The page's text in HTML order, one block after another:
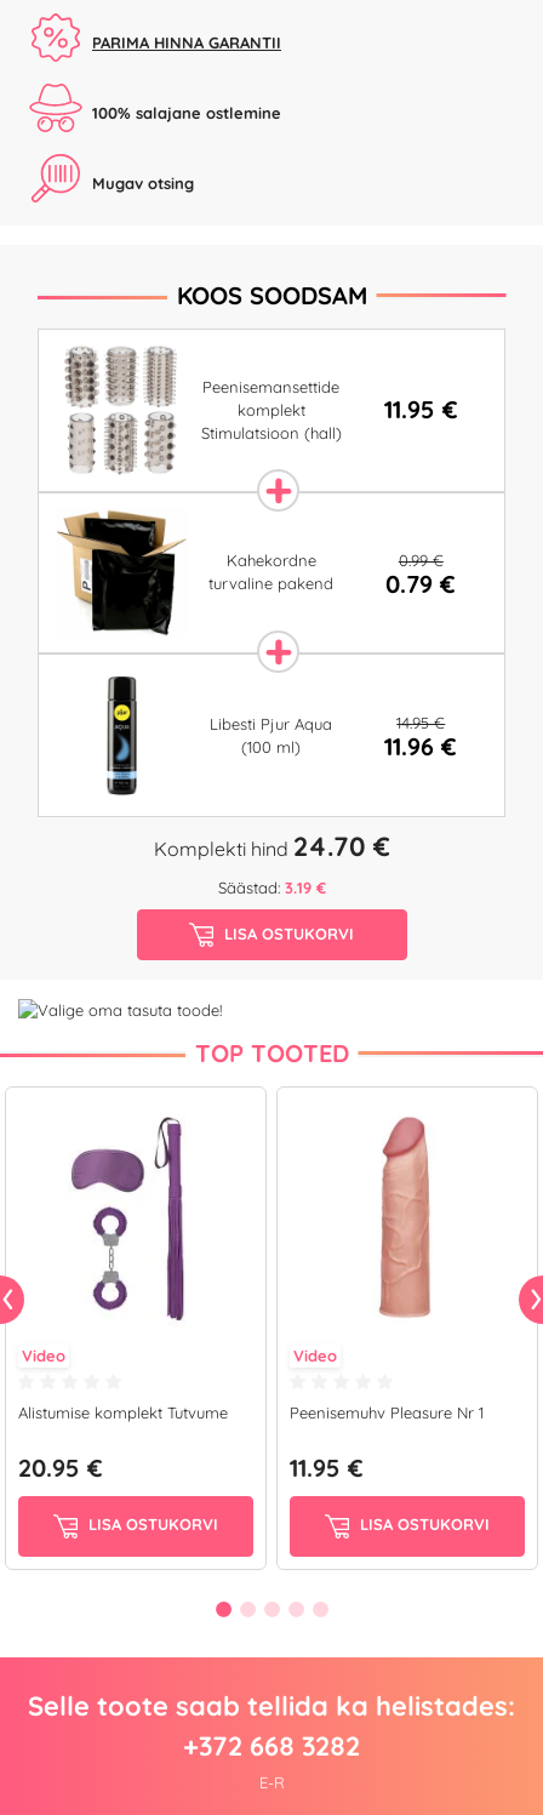
PARIMA HINNA GARANTII
100% salajane ostlemine
Mugav otsing
KOOS SOODSAM
Peenisemansettide
komplekt
Stimulatsioon (hall)
11.95 €
Kahekordne
turvaline pakend
0.99 €
0.79 €
Libesti Pjur Aqua
(100 ml)
14.95 €
11.96 €
Komplekti hind 24.70 €
Säästad: 3.19 €
LISA OSTUKORVI
TOP TOOTED
Video
Alistumise komplekt Tutvume
20.95 €
LISA OSTUKORVI
Video
Peenisemuhv Pleasure Nr 1
11.95 €
LISA OSTUKORVI
Selle toote saab tellida ka helistades:
+372 668 3282
E-R